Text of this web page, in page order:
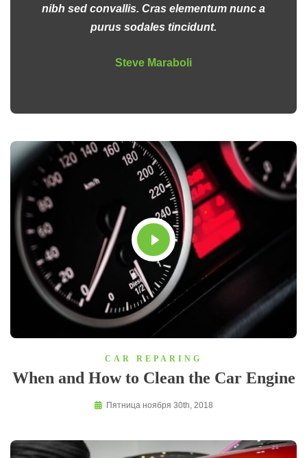
nibh sed convallis. Cras elementum nunc a
purus sodales tincidunt.
Steve Maraboli
CAR REPARING
When and How to Clean the Car Engine
Пятница ноября 30th, 2018